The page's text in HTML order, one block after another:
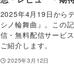
2025年4月19日から
シノ輪舞曲』。この
信・無料配信サービ
ご紹介します。
2025年3月12日